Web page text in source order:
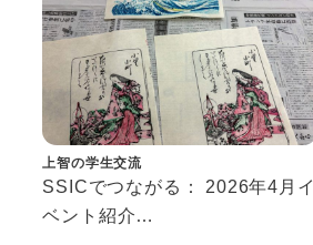
Event
上智の学生交流
SSICでつながる： 2026年4月イ
ベント紹介